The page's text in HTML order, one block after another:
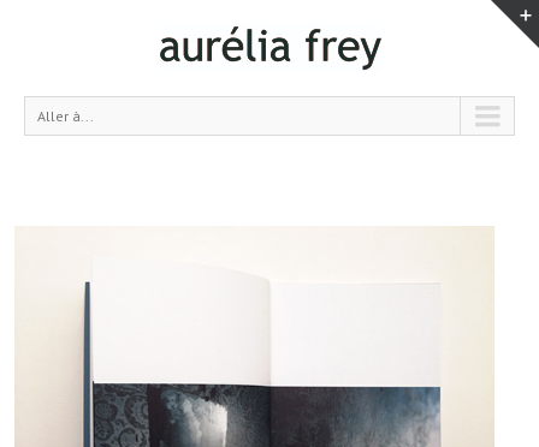
Aller à...